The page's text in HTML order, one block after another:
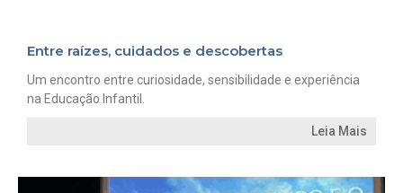
Entre raízes, cuidados e descobertas
Um encontro entre curiosidade, sensibilidade e experiência
na Educação Infantil.
Leia Mais